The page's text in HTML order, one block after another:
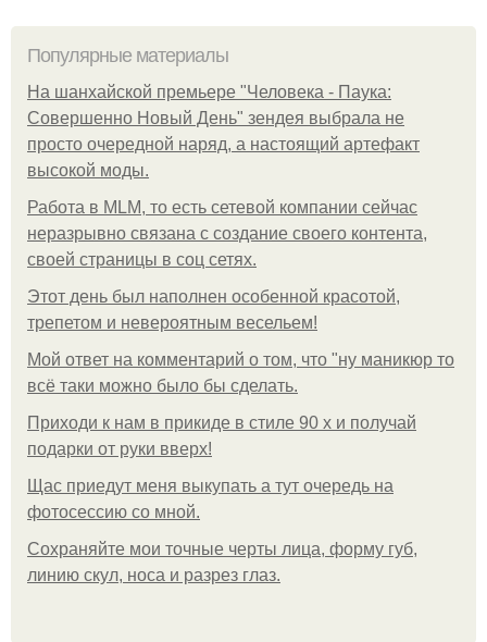
Популярные материалы
На шанхайской премьере "Человека - Паука:
Совершенно Новый День" зендея выбрала не
просто очередной наряд, а настоящий артефакт
высокой моды.
Работа в MLM, то есть сетевой компании сейчас
неразрывно связана с создание своего контента,
своей страницы в соц сетях.
Этот день был наполнен особенной красотой,
трепетом и невероятным весельем!
Мой ответ на комментарий о том, что "ну маникюр то
всё таки можно было бы сделать.
Приходи к нам в прикиде в стиле 90 х и получай
подарки от руки вверх!
Щас приедут меня выкупать а тут очередь на
фотосессию со мной.
Сохраняйте мои точные черты лица, форму губ,
линию скул, носа и разрез глаз.